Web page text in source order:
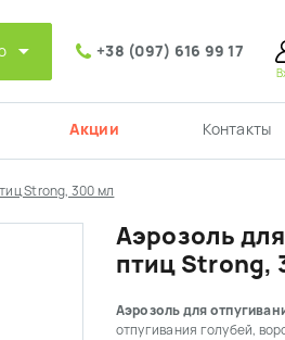
+38 (097) 616 99 17
Акции Контакты
Strong, 300 мл
Аэрозоль
птиц Strong,
Аэрозоль для
отпугивания голубей,